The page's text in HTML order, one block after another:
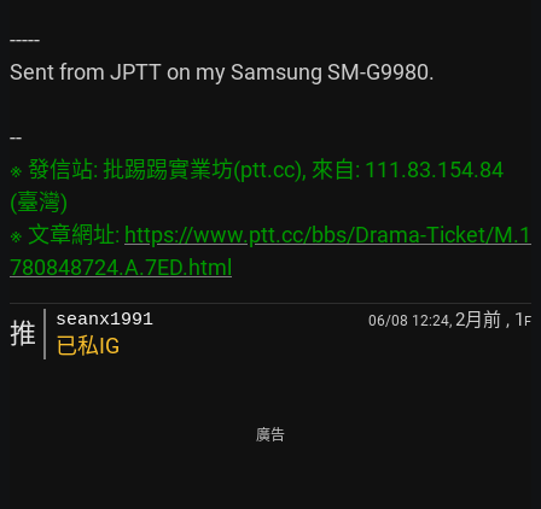
-----
Sent from JPTT on my Samsung SM-G9980.
※ 發信站: 批踢踢實業坊(ptt.cc), 來自: 111.83.154.84
(臺灣)
※ 文章網址: https://www.ptt.cc/bbs/Drama-Ticket/M.1
780848724.A.7ED.html
推 seanx1991 06/08 12:24, 2月前 , 1 F
已私IG
廣告